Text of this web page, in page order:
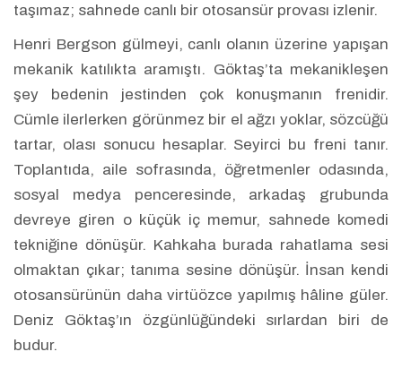
taşımaz; sahnede canlı bir otosansür provası izlenir.
Henri Bergson gülmeyi, canlı olanın üzerine yapışan
mekanik katılıkta aramıştı. Göktaş’ta mekanikleşen
şey bedenin jestinden çok konuşmanın frenidir.
Cümle ilerlerken görünmez bir el ağzı yoklar, sözcüğü
tartar, olası sonucu hesaplar. Seyirci bu freni tanır.
Toplantıda, aile sofrasında, öğretmenler odasında,
sosyal medya penceresinde, arkadaş grubunda
devreye giren o küçük iç memur, sahnede komedi
tekniğine dönüşür. Kahkaha burada rahatlama sesi
olmaktan çıkar; tanıma sesine dönüşür. İnsan kendi
otosansürünün daha virtüözce yapılmış hâline güler.
Deniz Göktaş’ın özgünlüğündeki sırlardan biri de
budur.